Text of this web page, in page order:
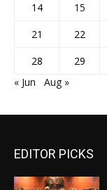
14
15
21
22
28
29
« Jun
Aug »
EDITOR PICKS